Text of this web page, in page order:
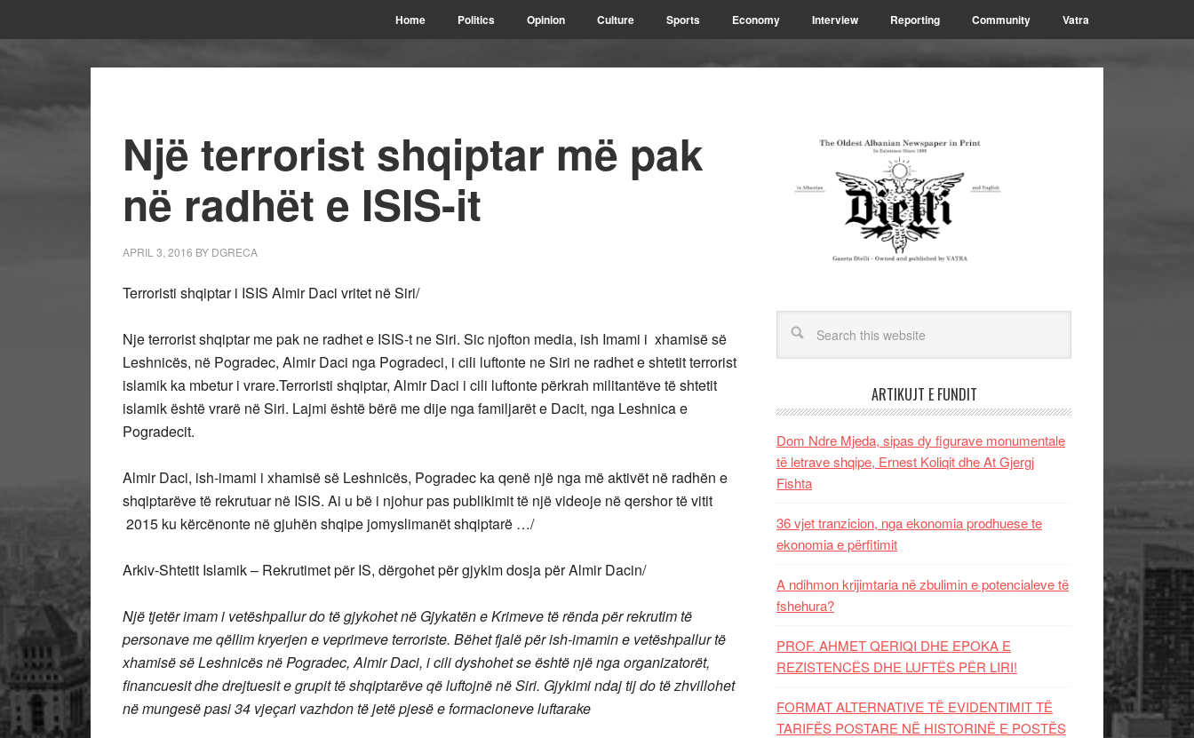
Home Politics Opinion Culture Sports Economy Interview Reporting Community Vatra
Një terrorist shqiptar më pak
në radhët e ISIS-it
APRIL 3, 2016 BY DGRECA
Terroristi shqiptar i ISIS Almir Daci vritet në Siri/
Nje terrorist shqiptar me pak ne radhet e ISIS-t ne Siri. Sic njofton media, ish Imami i xhamisë së
Leshnicës, në Pogradec, Almir Daci nga Pogradeci, i cili luftonte ne Siri ne radhet e shtetit terrorist
islamik ka mbetur i vrare.Terroristi shqiptar, Almir Daci i cili luftonte përkrah militantëve të shtetit
islamik është vrarë në Siri. Lajmi është bërë me dije nga familjarët e Dacit, nga Leshnica e
Pogradecit.
Almir Daci, ish-imami i xhamisë së Leshnicës, Pogradec ka qenë një nga më aktivët në radhën e
shqiptarëve të rekrutuar në ISIS. Ai u bë i njohur pas publikimit të një videoje në qershor të vitit
2015 ku kërcënonte në gjuhën shqipe jomyslimanët shqiptarë …/
Arkiv-Shtetit Islamik – Rekrutimet për IS, dërgohet për gjykim dosja për Almir Dacin/
Një tjetër imam i vetëshpallur do të gjykohet në Gjykatën e Krimeve të rënda për rekrutim të
personave me qëllim kryerjen e veprimeve terroriste. Bëhet fjalë për ish-imamin e vetëshpallur të
xhamisë së Leshnicës në Pogradec, Almir Daci, i cili dyshohet se është një nga organizatorët,
financuesit dhe drejtuesit e grupit të shqiptarëve që luftojnë në Siri. Gjykimi ndaj tij do të zhvillohet
në mungesë pasi 34 vjeçari vazhdon të jetë pjesë e formacioneve luftarake
ARTIKUJT E FUNDIT
Dom Ndre Mjeda, sipas dy figurave monumentale
të letrave shqipe, Ernest Koliqit dhe At Gjergj
Fishta
36 vjet tranzicion, nga ekonomia prodhuese te
ekonomia e përfitimit
A ndihmon krijimtaria në zbulimin e potencialeve të
fshehura?
PROF. AHMET QERIQI DHE EPOKA E
REZISTENCЁS DHE LUFTЁS PЁR LIRI!
FORMAT ALTERNATIVE TË EVIDENTIMIT TË
TARIFËS POSTARE NË HISTORINË E POSTËS